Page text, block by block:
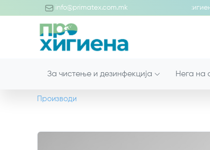
info@primatex.com.mk
во светот на професионалните производи за
За чистење и дезинфекција Нега на
Производи